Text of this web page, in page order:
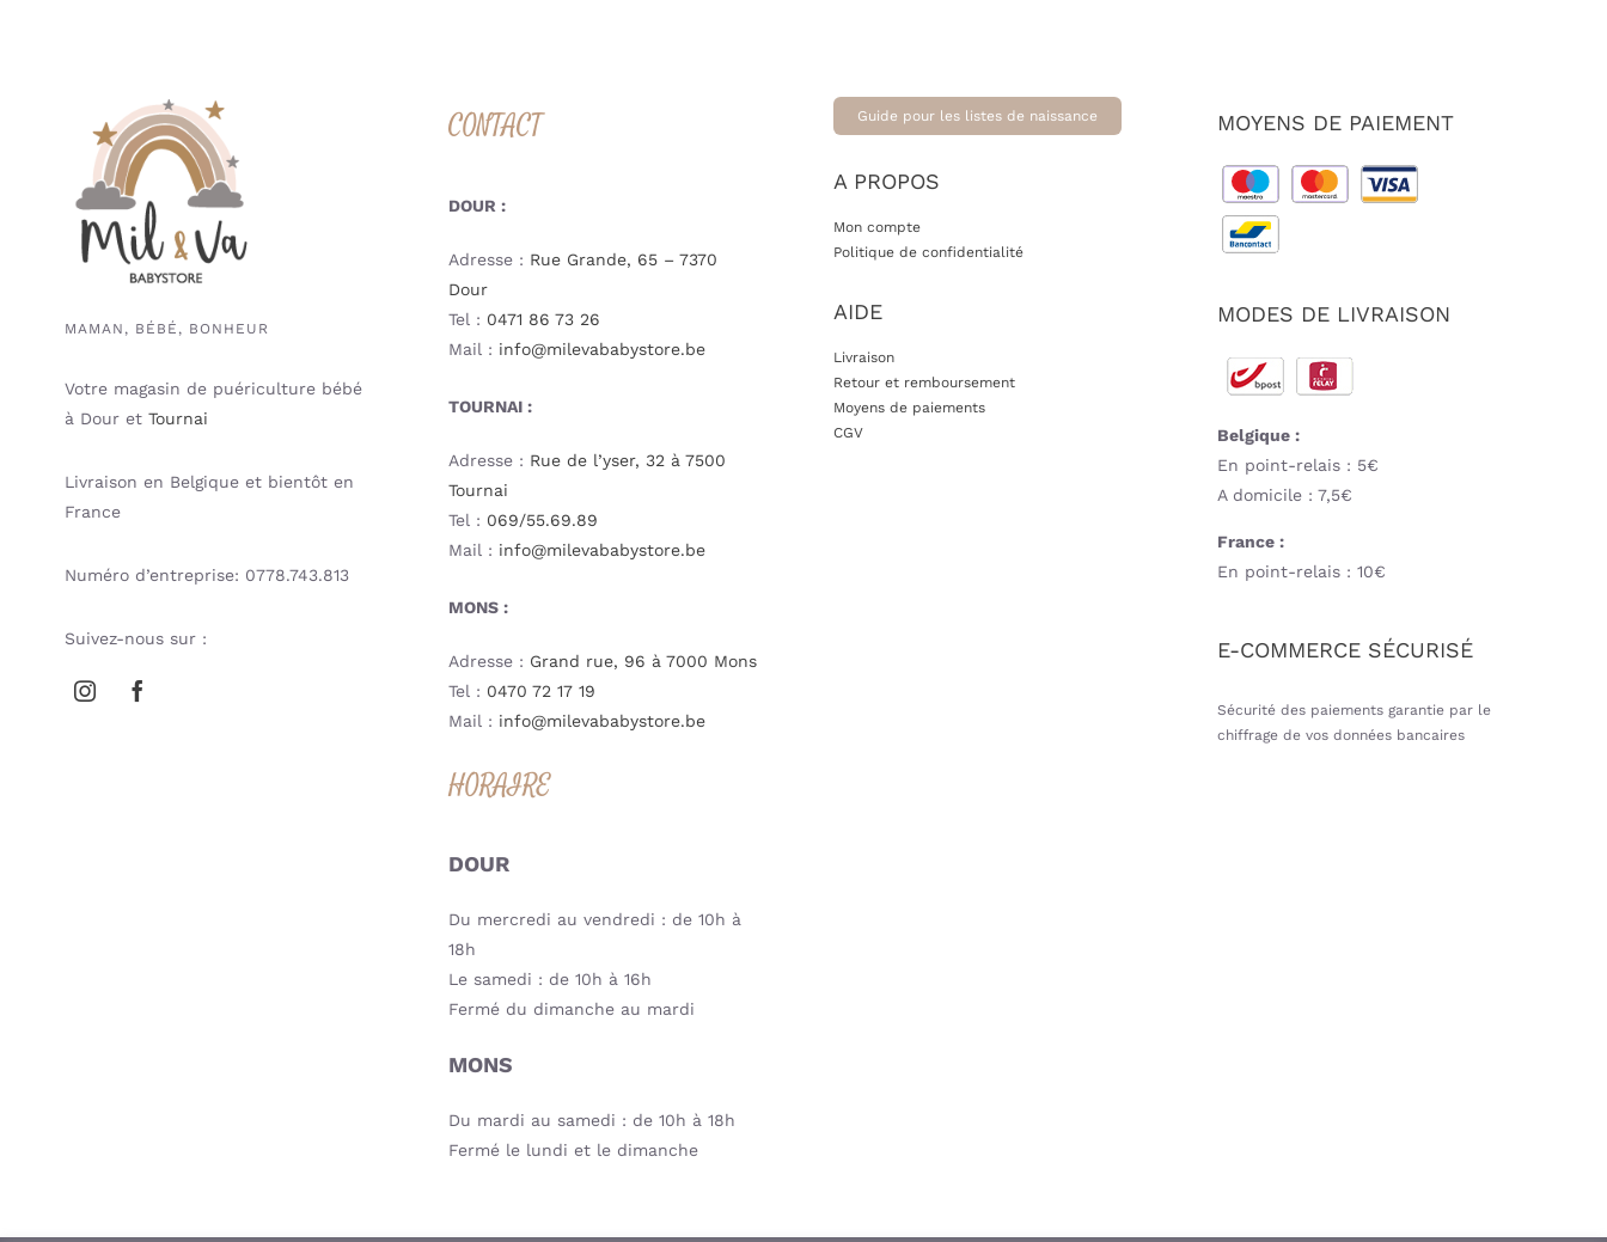
MAMAN, BÉBÉ, BONHEUR
Votre magasin de puériculture bébé
à Dour et Tournai
Livraison en Belgique et bientôt en
France
Numéro d’entreprise: 0778.743.813
Suivez-nous sur :
CONTACT
DOUR :
Adresse : Rue Grande, 65 – 7370
Dour
Tel : 0471 86 73 26
Mail : info@milevababystore.be
TOURNAI :
Adresse : Rue de l’yser, 32 à 7500
Tournai
Tel : 069/55.69.89
Mail : info@milevababystore.be
MONS :
Adresse : Grand rue, 96 à 7000 Mons
Tel : 0470 72 17 19
Mail : info@milevababystore.be
HORAIRE
DOUR
Du mercredi au vendredi : de 10h à
18h
Le samedi : de 10h à 16h
Fermé du dimanche au mardi
MONS
Du mardi au samedi : de 10h à 18h
Fermé le lundi et le dimanche
Guide pour les listes de naissance
A PROPOS
Mon compte
Politique de confidentialité
AIDE
Livraison
Retour et remboursement
Moyens de paiements
CGV
MOYENS DE PAIEMENT
MODES DE LIVRAISON
Belgique :
En point-relais : 5€
A domicile : 7,5€
France :
En point-relais : 10€
E-COMMERCE SÉCURISÉ
Sécurité des paiements garantie par le
chiffrage de vos données bancaires